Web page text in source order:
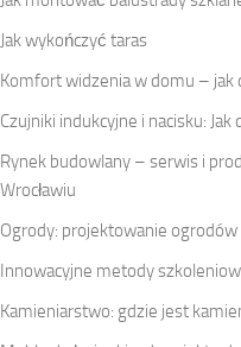
Jak wykończyć taras
Komfort widzenia w domu – jak
Czujniki indukcyjne i nacisku:
Rynek budowlany – serwis i
Wrocławiu
Ogrody: projektowanie ogrodów
Innowacyjne metody
Kamieniarstwo: gdzie jest